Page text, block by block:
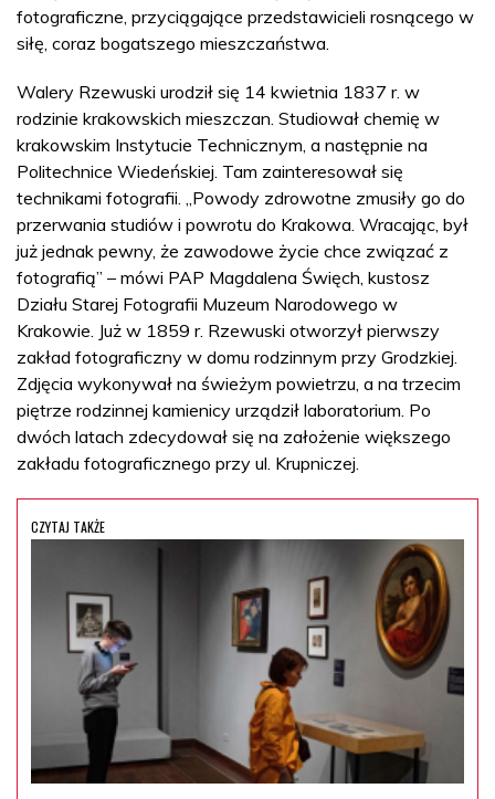
fotograficzne, przyciągające przedstawicieli rosnącego w
siłę, coraz bogatszego mieszczaństwa.
Walery Rzewuski urodził się 14 kwietnia 1837 r. w
rodzinie krakowskich mieszczan. Studiował chemię w
krakowskim Instytucie Technicznym, a następnie na
Politechnice Wiedeńskiej. Tam zainteresował się
technikami fotografii. „Powody zdrowotne zmusiły go do
przerwania studiów i powrotu do Krakowa. Wracając, był
już jednak pewny, że zawodowe życie chce związać z
fotografią” – mówi PAP Magdalena Święch, kustosz
Działu Starej Fotografii Muzeum Narodowego w
Krakowie. Już w 1859 r. Rzewuski otworzył pierwszy
zakład fotograficzny w domu rodzinnym przy Grodzkiej.
Zdjęcia wykonywał na świeżym powietrzu, a na trzecim
piętrze rodzinnej kamienicy urządził laboratorium. Po
dwóch latach zdecydował się na założenie większego
zakładu fotograficznego przy ul. Krupniczej.
CZYTAJ TAKŻE